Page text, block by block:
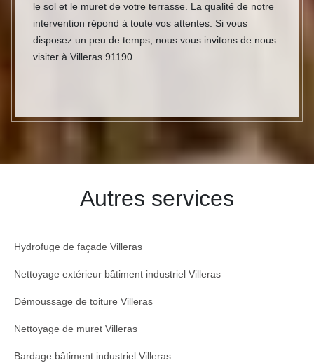
le sol et le muret de votre terrasse. La qualité de notre
intervention répond à toute vos attentes. Si vous
disposez un peu de temps, nous vous invitons de nous
visiter à Villeras 91190.
Autres services
Hydrofuge de façade Villeras
Nettoyage extérieur bâtiment industriel Villeras
Démoussage de toiture Villeras
Nettoyage de muret Villeras
Bardage bâtiment industriel Villeras